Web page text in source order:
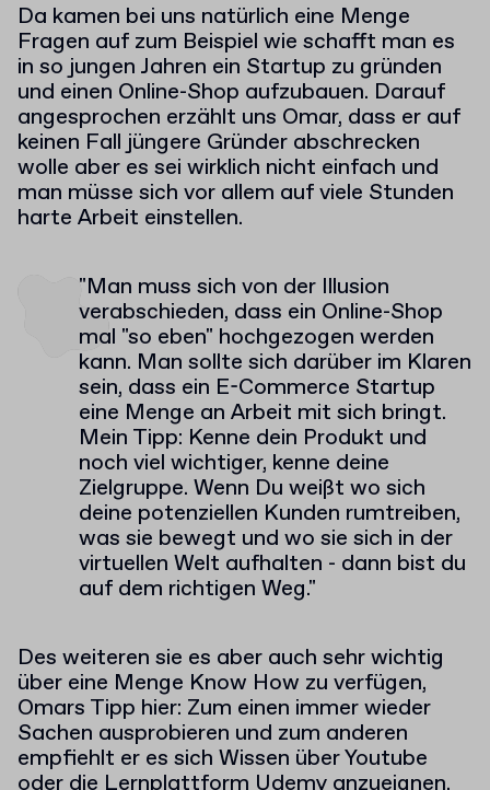
Da kamen bei uns natürlich eine Menge
Fragen auf zum Beispiel wie schafft man es
in so jungen Jahren ein Startup zu gründen
und einen Online-Shop aufzubauen. Darauf
angesprochen erzählt uns Omar, dass er auf
keinen Fall jüngere Gründer abschrecken
wolle aber es sei wirklich nicht einfach und
man müsse sich vor allem auf viele Stunden
harte Arbeit einstellen.
"Man muss sich von der Illusion
verabschieden, dass ein Online-Shop
mal "so eben" hochgezogen werden
kann. Man sollte sich darüber im Klaren
sein, dass ein E-Commerce Startup
eine Menge an Arbeit mit sich bringt.
Mein Tipp: Kenne dein Produkt und
noch viel wichtiger, kenne deine
Zielgruppe. Wenn Du weißt wo sich
deine potenziellen Kunden rumtreiben,
was sie bewegt und wo sie sich in der
virtuellen Welt aufhalten - dann bist du
auf dem richtigen Weg."
Des weiteren sie es aber auch sehr wichtig
über eine Menge Know How zu verfügen,
Omars Tipp hier: Zum einen immer wieder
Sachen ausprobieren und zum anderen
empfiehlt er es sich Wissen über Youtube
oder die Lernplattform Udemy anzueignen.